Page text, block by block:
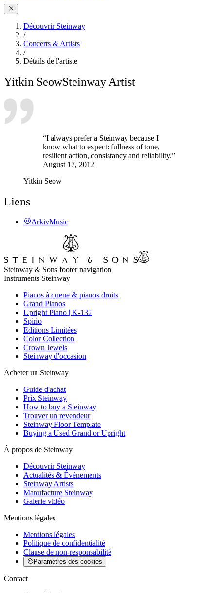
Découvrir Steinway
/
Concerts & Artists
/
Détails de l'artiste
Yitkin SeowSteinway Artist
“I always prefer a Steinway because I
know what to expect: fullness of tone,
resilient action, consistancy and reliability.”
August 17, 2012
Yitkin Seow
Liens
ArkivMusic
Steinway & Sons footer navigation
Instruments Steinway
Pianos à queue & pianos droits
Grand Pianos
Upright Piano | K-132
Spirio
Editions Limitées
Color Collection
Crown Jewels
Steinway d'occasion
Acheter un Steinway
Guide d'achat
Prix Steinway
How to buy a Steinway
Trouver un revendeur
Steinway Floor Template
Buying a Used Grand or Upright
À propos de Steinway
Découvrir Steinway
Actualités & Événements
Steinway Artists
Manufacture Steinway
Galerie vidéo
Mentions légales
Mentions légales
Politique de confidentialité
Clause de non-responsabilité
Paramètres des cookies
Contact